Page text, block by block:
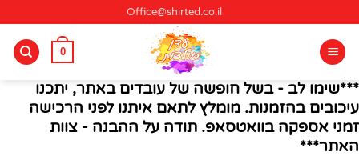
to
content
Office@shirted.co.il
0
***שימו לב - בשל חופשה של עובדים באתר, יתכנו
עיכובים בהזמנות. מומלץ לתאם איתנו לפני הרכישה
זמני אספקה בוואטסאפ. תודה על ההבנה - צוות
האתר***